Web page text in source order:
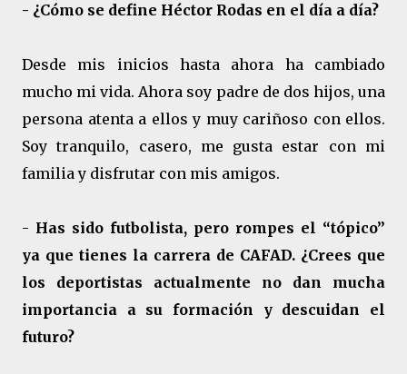
- ¿Cómo se define Héctor Rodas en el día a día?
Desde mis inicios hasta ahora ha cambiado
mucho mi vida. Ahora soy padre de dos hijos, una
persona atenta a ellos y muy cariñoso con ellos.
Soy tranquilo, casero, me gusta estar con mi
familia y disfrutar con mis amigos.
- Has sido futbolista, pero rompes el “tópico”
ya que tienes la carrera de CAFAD. ¿Crees que
los deportistas actualmente no dan mucha
importancia a su formación y descuidan el
futuro?